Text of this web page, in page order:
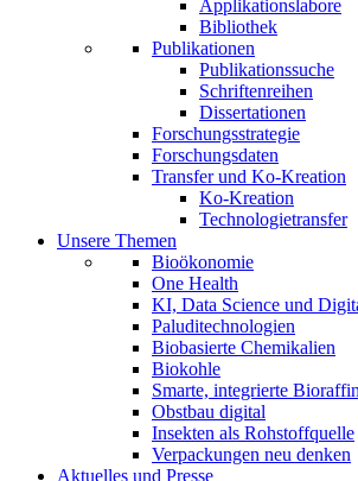
Applikationslabore
Bibliothek
Publikationen
Publikationssuche
Schriftenreihen
Dissertationen
Forschungsstrategie
Forschungsdaten
Transfer und Ko-Kreation
Ko-Kreation
Technologietransfer
Unsere Themen
Bioökonomie
One Health
KI, Data Science und
Paluditechnologien
Biobasierte Chemikalien
Biokohle
Smarte, integrierte
Obstbau digital
Insekten als Rohstoffquelle
Verpackungen neu denken
Aktuelles und Presse